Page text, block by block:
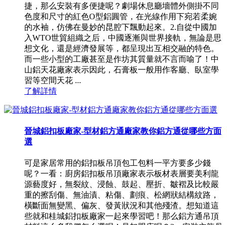
捷，那么安裝有多便捷呢？劇場休息廳墻體外側掛不同
色度和尺寸的紅色O型鋁圓管，在光線作用下宛若柔婉
的水袖，仿佛在曼妙的昆腔下飄動起來。2.自從中國加
入WTO世貿組織之后，中國逐漸與世界接軌，無論是思
想文化，還是經濟發展等，都呈現出互相交融的特色。
而一些小型的工廠甚至是作坊其質量就不言而喻了！中
山鋁天花廠家表示因此，石膏板一般用作客廳、臥室學
習等空間天花 ...
了解詳情
晉城鋁扣板廠家-型材鋁方通廠家教你鋁方通從哪些方面
選
可是家居常用的鋁扣板吊頂包工包料一平方要多少錢
呢？一看：廚房鋁扣板吊頂廠家表示板材表層要美利龍
源藝度好，無裂紋、浸蝕、鼓起、壓折、皺褶及比較嚴
重的擦刮傷、無油漬、粘傷、劃痕、松網狀結構紋路，
橫斷面無變黑、偏灰、發黃狀況和其他殘渣。想知道這
些就和桂城鋁扣板廠家一起來學習吧！那么鋁方通吊頂